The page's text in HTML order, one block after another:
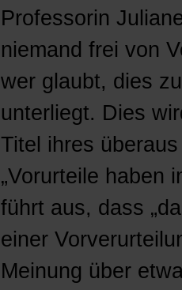
Professorin
niemand frei von
wer glaubt, dies
unterliegt. Dies
Titel ihres
„Vorurteile haben
führt aus, dass
einer
Meinung über